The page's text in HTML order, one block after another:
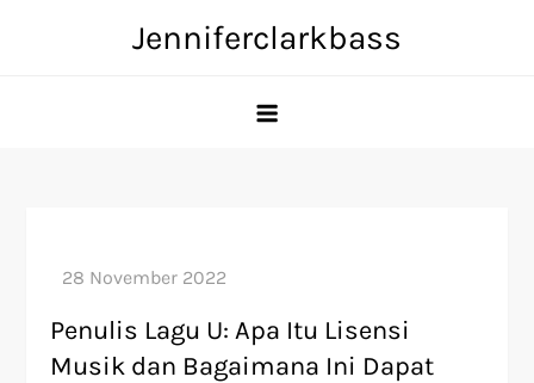
Jenniferclarkbass
Penulis Lagu U: Apa Itu Lisensi
Musik dan Bagaimana Ini Dapat